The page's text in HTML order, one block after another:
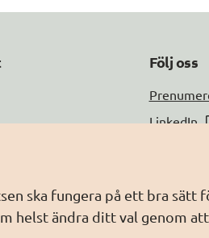
ska fungera på ett bra sätt
helst ändra ditt val genom
Följ oss
DIGG på
DIGG på
LinkedIn